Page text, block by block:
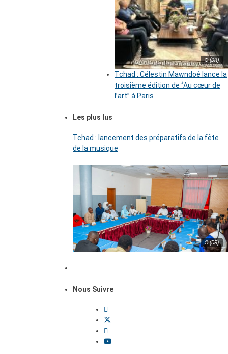
© (DR)
Tchad : Célestin Mawndoé lance la
troisième édition de ‘’Au cœur de
l’art’’ à Paris
Les plus lus
Tchad : lancement des préparatifs de la fête
de la musique
© (DR)
Nous Suivre